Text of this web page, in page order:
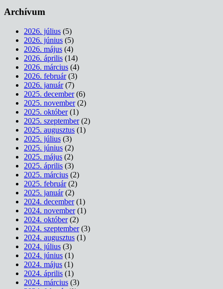
Archívum
2026. július (5)
2026. június (5)
2026. május (4)
2026. április (14)
2026. március (4)
2026. február(3)
2026. január(7)
2025. december(6)
2025. november(2)
2025. október(1)
2025. szeptember(2)
2025. augusztus (1)
2025. július (3)
2025. június (2)
2025. május (2)
2025. április (3)
2025. március (2)
2025. február(2)
2025. január(2)
2024. december(1)
2024. november(1)
2024. október(2)
2024. szeptember(3)
2024. augusztus (1)
2024. július (3)
2024. június (1)
2024. május (1)
2024. április (1)
2024. március (3)